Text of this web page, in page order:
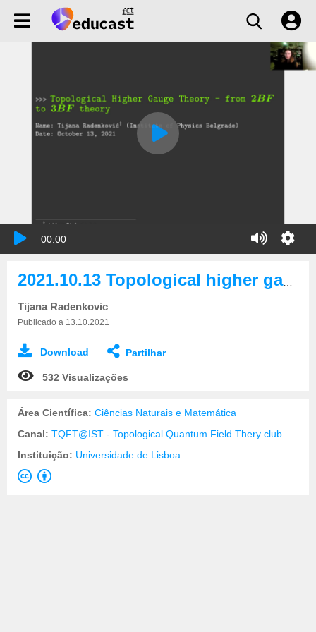
00:00
2021.10.13 Topological higher gauge theory — from 2BF to 3BF theory
Tijana Radenkovic
Publicado a 13.10.2021
Download Partilhar
532 Visualizações
Área Científica: Ciências Naturais e Matemática
Canal: TQFT@IST - Topological Quantum Field Thery club
Instituição: Universidade de Lisboa